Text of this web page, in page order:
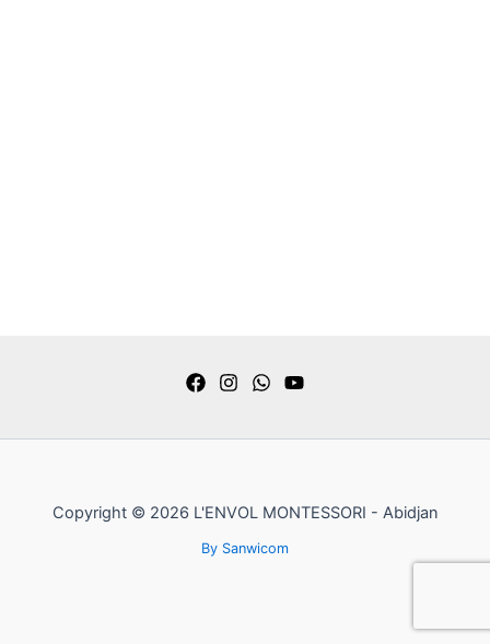
Copyright © 2026 L'ENVOL MONTESSORI - Abidjan
By Sanwicom